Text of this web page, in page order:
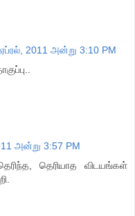
2011 அன்று 3:10 PM
அன்று 3:57 PM
தெரியாத விடயங்கள்